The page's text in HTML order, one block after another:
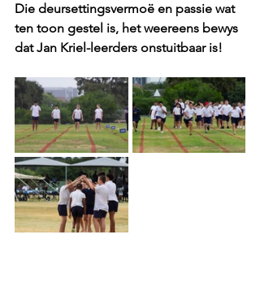
Die deursettingsvermoë en passie wat
ten toon gestel is, het weereens bewys
dat Jan Kriel-leerders onstuitbaar is!